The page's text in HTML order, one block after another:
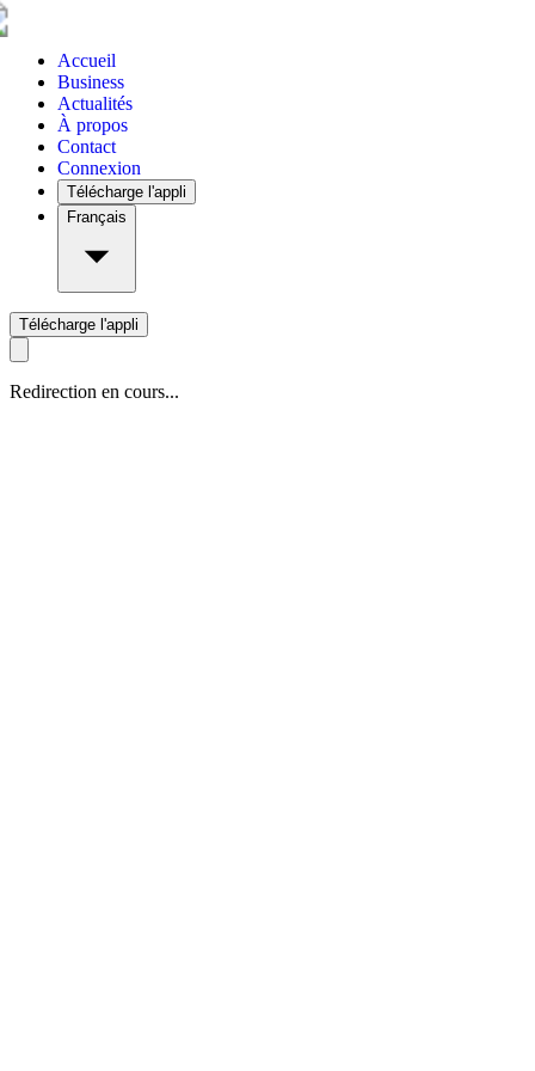
Accueil
Business
Actualités
À propos
Contact
Connexion
Télécharge l'appli
Français
Télécharge l'appli
Redirection en cours...